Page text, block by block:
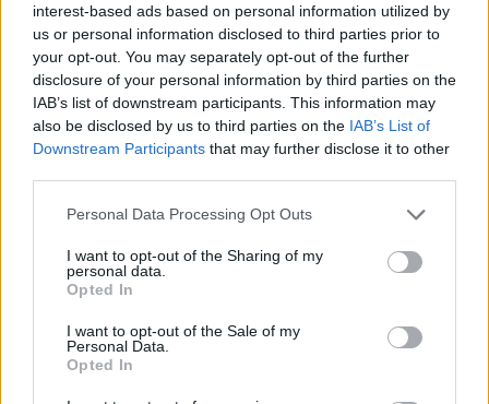
interest-based ads based on personal information utilized by
us or personal information disclosed to third parties prior to
your opt-out. You may separately opt-out of the further
disclosure of your personal information by third parties on the
IAB’s list of downstream participants. This information may
also be disclosed by us to third parties on the IAB’s List of
Downstream Participants that may further disclose it to other
Personal Data Processing Opt Outs
I want to opt-out of the Sharing of my
personal data.
Opted In
I want to opt-out of the Sale of my
Personal Data.
Opted In
H
O R
A
R
A T
O
T
O R
A
H
A T
O
A
R T
O
O
A
O A
BUSCAR MÁS